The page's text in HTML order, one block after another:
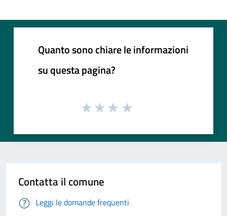
Quanto sono chiare le informazioni
su questa pagina?
Contatta il comune
Leggi le domande frequenti